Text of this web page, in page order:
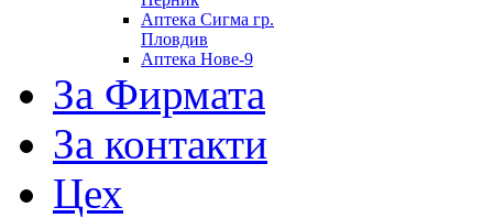
Аптека Сигма гр.
Пловдив
Аптека Нове-9
За Фирмата
За контакти
Цех